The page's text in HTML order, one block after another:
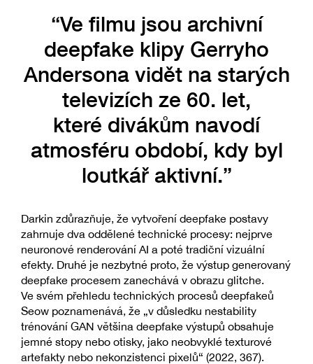
“Ve filmu jsou archivní
deepfake klipy Gerryho
Andersona vidět na starých
televizích ze 60. let,
které divákům navodí
atmosféru období, kdy byl
loutkář aktivní.”
Darkin zdůrazňuje, že vytvoření deepfake postavy
zahrnuje dva oddělené technické procesy: nejprve
neuronové renderování AI a poté tradiční vizuální
efekty. Druhé je nezbytné proto, že výstup generovaný
deepfake procesem zanechává v obrazu glitche.
Ve svém přehledu technických procesů deepfakeů
Seow poznamenává, že „v důsledku nestability
trénování GAN většina deepfake výstupů obsahuje
jemné stopy nebo otisky, jako neobvyklé texturové
artefakty nebo nekonzistenci pixelů“ (2022, 367).